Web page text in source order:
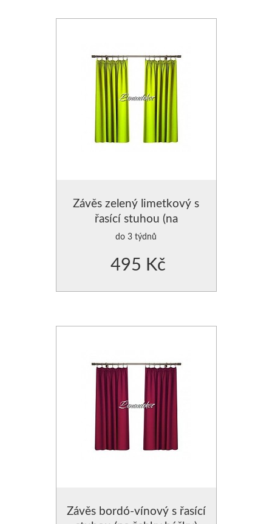
Závěs zelený limetkový s
řasící stuhou (na
žabky,háčky)
do 3 týdnů
495 Kč
Závěs bordó-vínový s řasící